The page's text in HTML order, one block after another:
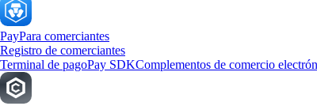
PayPara comerciantes
Registro de comerciantes
Terminal de pagoPay SDKComplementos de comercio